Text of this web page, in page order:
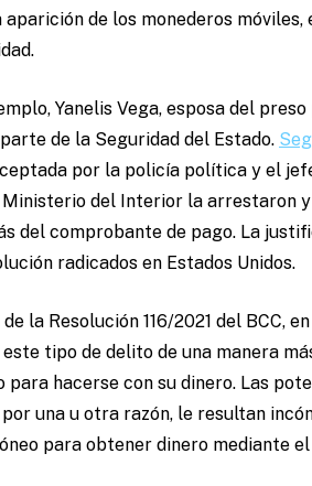
de los monederos
Yanelis Vega, esposa del
de la Seguridad del Estado.
por la policía política y el
Ministerio del Interior la arrestaron
del comprobante de pago. La
radicados en Estados Unidos.
la Resolución 116/2021 del BCC,
tipo de delito de una manera
para hacerse con su dinero. Las
una u otra razón, le resultan
para obtener dinero mediante